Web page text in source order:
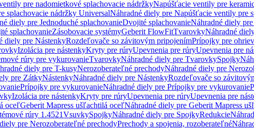
pre nadomietkové splachovacie nádržkyNapúšťacie ventily pre
splachovacie nádržky UniversalNáhradné diely pre Napúšťacie ventily pre
diely pre Jednoduché splachovanieDvojité splachovanieNáhradné diely
splachovanieZásobovacie systémyGeberit FlowFitTvarovkyNáhradné
diely pre NástenkyRozdeľovače so závitovým pripojenímPrípojky pre
Izolácia pre nástenkyKryty pre rúryUpevnenia pre rúryUpevnenia pre
rúry pre vykurovanieTvarovkyNáhradné diely pre TvarovkySpojky
diely pre T-kusyNerozoberateľné prechodyNáhradné diely pre
pre ZátkyNástenkyNáhradné diely pre NástenkyRozdeľovače so
Prípojky pre vykurovanieNáhradné diely pre Prípojky pre vykurovanie
Izolácia pre nástenkyKryty pre rúryUpevnenia pre rúryUpevnenia pre
oceľGeberit Mapress ušľachtilá oceľNáhradné diely pre Geberit Mapress
rúry 1.4521VsuvkySpojkyNáhradné diely pre SpojkyRedukcie
pre Nerozoberateľné prechodyPrechody a spojenia, rozoberateľné